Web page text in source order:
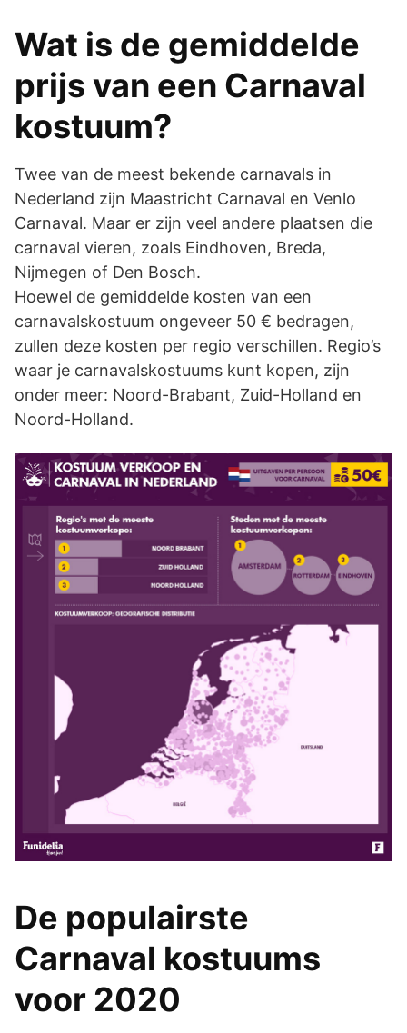
Wat is de gemiddelde
prijs van een Carnaval
kostuum?
Twee van de meest bekende carnavals in
Nederland zijn Maastricht Carnaval en Venlo
Carnaval. Maar er zijn veel andere plaatsen die
carnaval vieren, zoals Eindhoven, Breda,
Nijmegen of Den Bosch.
Hoewel de gemiddelde kosten van een
carnavalskostuum ongeveer 50 € bedragen,
zullen deze kosten per regio verschillen. Regio’s
waar je carnavalskostuums kunt kopen, zijn
onder meer: Noord-Brabant, Zuid-Holland en
Noord-Holland.
De populairste
Carnaval kostuums
voor 2020